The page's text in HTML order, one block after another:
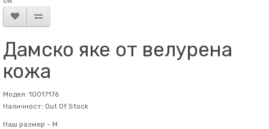
Дамско яке от велурена
кожа
Модел: 10017176
Наличност: Out Of Stock
Наш размер - M